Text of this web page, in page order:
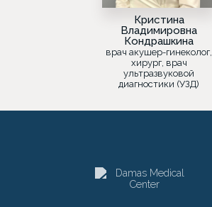
Кристина
Владимировна
Кондрашкина
врач акушер-гинеколог,
хирург, врач
ультразвуковой
диагностики (УЗД)